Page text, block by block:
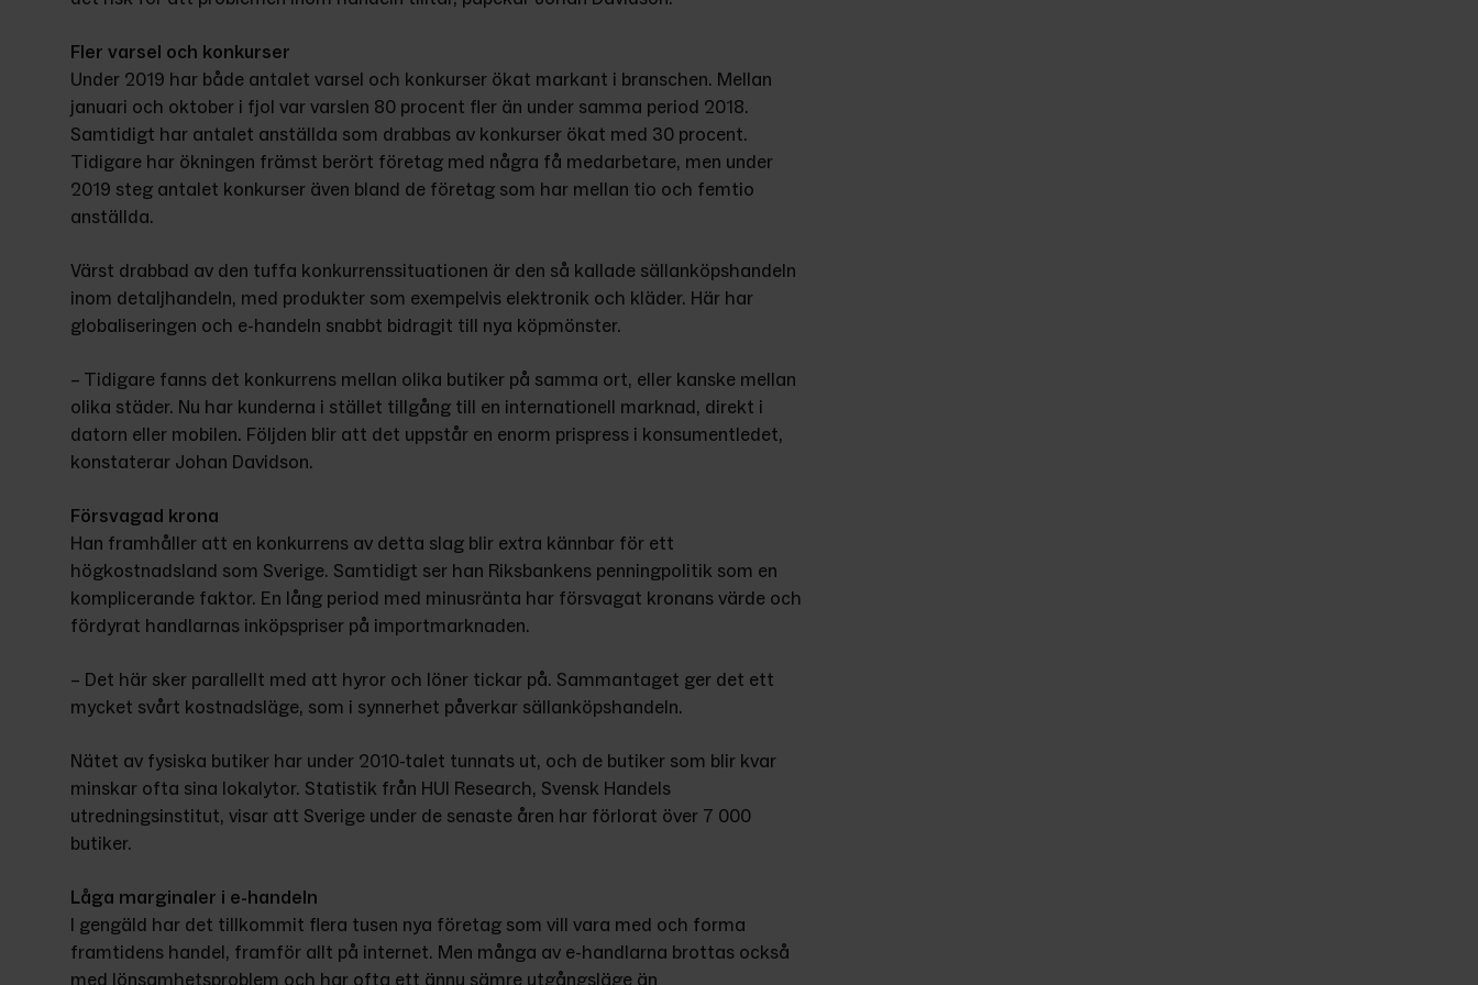
Fler varsel och konkurser
Under 2019 har både antalet varsel och konkurser ökat markant i branschen. Mellan
januari och oktober i fjol var varslen 80 procent fler än under samma period 2018.
Samtidigt har antalet anställda som drabbas av konkurser ökat med 30 procent.
Tidigare har ökningen främst berört företag med några få medarbetare, men under
2019 steg antalet konkurser även bland de företag som har mellan tio och femtio
anställda.
Värst drabbad av den tuffa konkurrenssituationen är den så kallade sällanköpshandeln
inom detaljhandeln, med produkter som exempelvis elektronik och kläder. Här har
globaliseringen och e-handeln snabbt bidragit till nya köpmönster.
– Tidigare fanns det konkurrens mellan olika butiker på samma ort, eller kanske mellan
olika städer. Nu har kunderna i stället tillgång till en internationell marknad, direkt i
datorn eller mobilen. Följden blir att det uppstår en enorm prispress i konsumentledet,
konstaterar Johan Davidson.
Försvagad krona
Han framhåller att en konkurrens av detta slag blir extra kännbar för ett
högkostnadsland som Sverige. Samtidigt ser han Riksbankens penningpolitik som en
komplicerande faktor. En lång period med minusränta har försvagat kronans värde och
fördyrat handlarnas inköpspriser på importmarknaden.
– Det här sker parallellt med att hyror och löner tickar på. Sammantaget ger det ett
mycket svårt kostnadsläge, som i synnerhet påverkar sällanköpshandeln.
Nätet av fysiska butiker har under 2010-talet tunnats ut, och de butiker som blir kvar
minskar ofta sina lokalytor. Statistik från HUI Research, Svensk Handels
utredningsinstitut, visar att Sverige under de senaste åren har förlorat över 7 000
butiker.
Låga marginaler i e-handeln
I gengäld har det tillkommit flera tusen nya företag som vill vara med och forma
framtidens handel, framför allt på internet. Men många av e-handlarna brottas också
med lönsamhetsproblem och har ofta ett ännu sämre utgångsläge än